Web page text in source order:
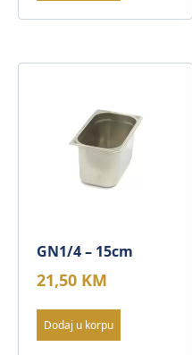
GN1/4 – 15cm
21,50 KM
Dodaj u korpu